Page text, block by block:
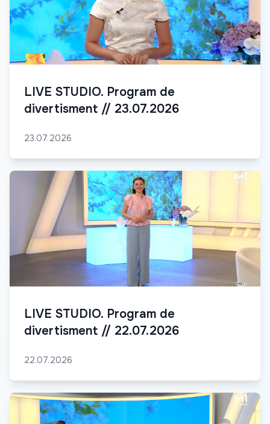
LIVE STUDIO. Program de
divertisment // 23.07.2026
23.07.2026
LIVE STUDIO. Program de
divertisment // 22.07.2026
22.07.2026